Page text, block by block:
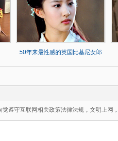
50年来最性感的英国比基尼女郎
觉遵守互联网相关政策法律法规，文明上网